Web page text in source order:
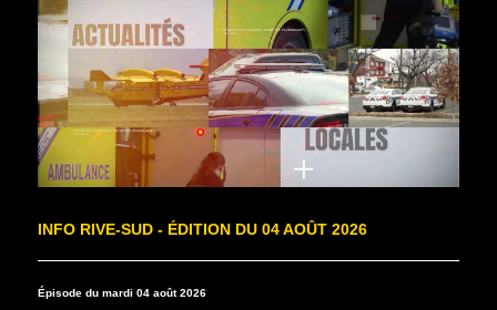
INFO RIVE-SUD - ÉDITION DU 04 AOÛT 2026
Épisode du mardi 04 août 2026